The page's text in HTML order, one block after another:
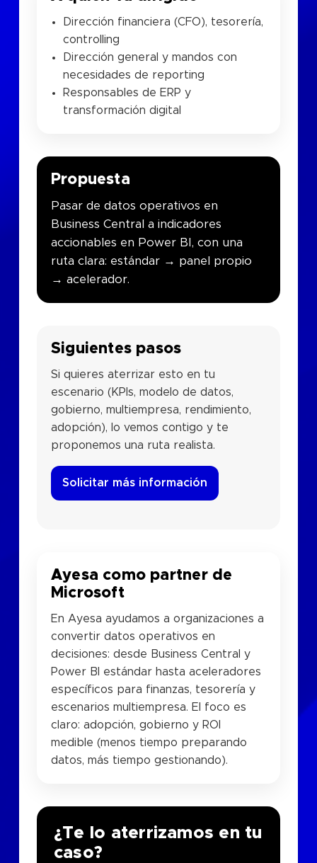
Dirección financiera (CFO), tesorería,
controlling
Dirección general y mandos con
necesidades de reporting
Responsables de ERP y
transformación digital
Propuesta
Pasar de datos operativos en
Business Central a indicadores
accionables en Power BI, con una
ruta clara: estándar → panel propio
→ acelerador.
Siguientes pasos
Si quieres aterrizar esto en tu
escenario (KPIs, modelo de datos,
gobierno, multiempresa, rendimiento,
adopción), lo vemos contigo y te
proponemos una ruta realista.
Solicitar más información
Ayesa como partner de
Microsoft
En Ayesa ayudamos a organizaciones a
convertir datos operativos en
decisiones: desde Business Central y
Power BI estándar hasta aceleradores
específicos para finanzas, tesorería y
escenarios multiempresa. El foco es
claro: adopción, gobierno y ROI
medible (menos tiempo preparando
datos, más tiempo gestionando).
¿Te lo aterrizamos en tu
caso?